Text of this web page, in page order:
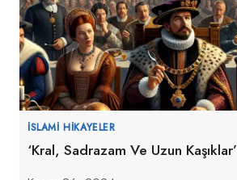
İSLAMI HIKAYELER
‘Kral, Sadrazam Ve Uzun Kaşıklar’